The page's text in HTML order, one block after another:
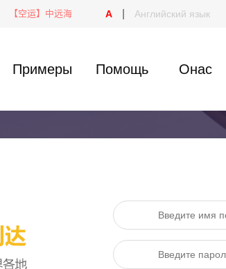
【空运】中远海运物流供应链空运物流分公司，开通“山东
А Английский язык
Примеры Помощь Онас